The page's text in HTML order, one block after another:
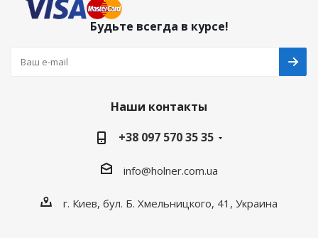
Будьте всегда в курсе!
Наши контакты
+38 097 570 35 35
info@holner.com.ua
г. Киев, бул. Б. Хмельницкого, 41, Украина